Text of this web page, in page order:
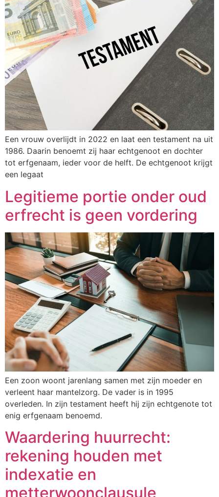
Een vrouw overlijdt in 2022 en laat een testament na uit
1986. Daarin benoemt zij haar echtgenoot en dochter
tot erfgenaam, ieder voor de helft. De echtgenoot krijgt
een legaat
Legitieme portie onder oud
erfrecht is geen vordering
Een zoon woont jarenlang samen met zijn moeder en
verleent haar mantelzorg. De vader is in 1995
overleden. In zijn testament heeft hij zijn echtgenote tot
enig erfgenaam benoemd.
Waardering huurrecht:
rekening houden met
indexatie en
metterwoonclausule